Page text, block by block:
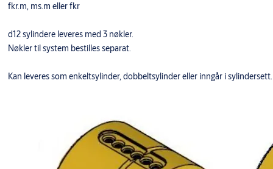
fkr.m, ms.m eller fkr
d12 sylindere leveres med 3 nøkler.
Nøkler til system bestilles separat.
Kan leveres som enkeltsylinder, dobbeltsylinder eller inngår i sylindersett.